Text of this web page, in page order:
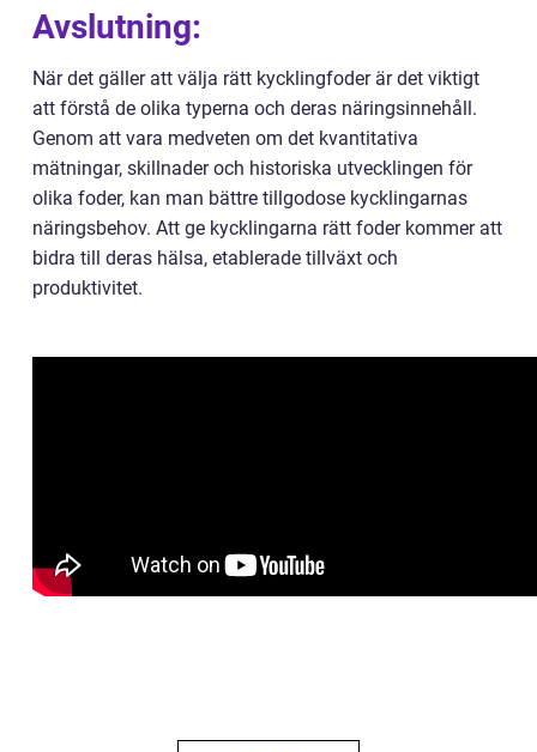
Avslutning:
När det gäller att välja rätt kycklingfoder är det viktigt
att förstå de olika typerna och deras näringsinnehåll.
Genom att vara medveten om det kvantitativa
mätningar, skillnader och historiska utvecklingen för
olika foder, kan man bättre tillgodose kycklingarnas
näringsbehov. Att ge kycklingarna rätt foder kommer att
bidra till deras hälsa, etablerade tillväxt och
produktivitet.